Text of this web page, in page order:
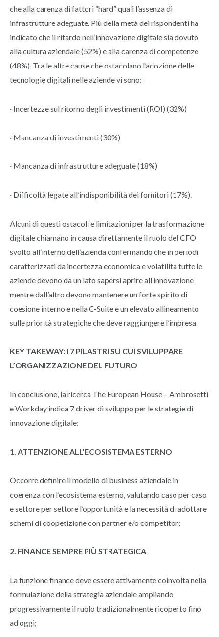
che alla carenza di fattori “hard” quali l’assenza di
infrastrutture adeguate. Più della metà dei rispondenti ha
indicato che il ritardo nell’innovazione digitale sia dovuto
alla cultura aziendale (52%) e alla carenza di competenze
(48%). Tra le altre cause che ostacolano l’adozione delle
tecnologie digitali nelle aziende vi sono:
· Incertezze sul ritorno degli investimenti (ROI) (32%)
· Mancanza di investimenti (30%)
· Mancanza di infrastrutture adeguate (18%)
· Difficoltà legate all’indisponibilità dei fornitori (17%).
Alcuni di questi ostacoli e limitazioni per la trasformazione
digitale chiamano in causa direttamente il ruolo del CFO
svolto all’interno dell’azienda confermando che in periodi
caratterizzati da incertezza economica e volatilità tutte le
aziende devono da un lato sapersi aprire all’innovazione
mentre dall’altro devono mantenere un forte spirito di
coesione interno e nella C-Suite e un elevato allineamento
sulle priorità strategiche che deve raggiungere l’impresa.
KEY TAKEWAY: I 7 PILASTRI SU CUI SVILUPPARE
L’ORGANIZZAZIONE DEL FUTURO
In conclusione, la ricerca The European House – Ambrosetti
e Workday indica 7 driver di sviluppo per le strategie di
innovazione digitale:
1. ATTENZIONE ALL’ECOSISTEMA ESTERNO
Occorre definire il modello di business aziendale in
coerenza con l’ecosistema esterno, valutando caso per caso
e settore per settore l’opportunità e la necessità di adottare
schemi di coopetizione con partner e/o competitor;
2. FINANCE SEMPRE PIÙ STRATEGICA
La funzione finance deve essere attivamente coinvolta nella
formulazione della strategia aziendale ampliando
progressivamente il ruolo tradizionalmente ricoperto fino
ad oggi;